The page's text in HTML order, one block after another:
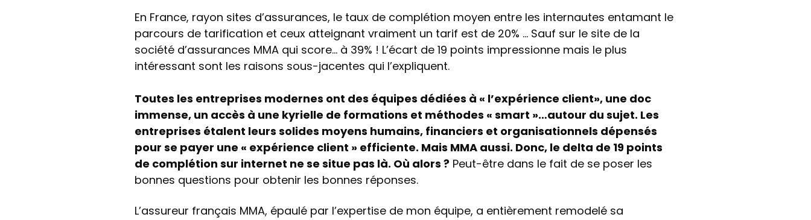
En France, rayon sites d’assurances, le taux de complétion moyen entre les internautes entamant le
parcours de tarification et ceux atteignant vraiment un tarif est de 20% … Sauf sur le site de la
société d’assurances MMA qui score… à 39% ! L’écart de 19 points impressionne mais le plus
intéressant sont les raisons sous-jacentes qui l’expliquent.
Toutes les entreprises modernes ont des équipes dédiées à « l’expérience client», une doc
immense, un accès à une kyrielle de formations et méthodes « smart »…autour du sujet. Les
entreprises étalent leurs solides moyens humains, financiers et organisationnels dépensés
pour se payer une « expérience client » efficiente. Mais MMA aussi. Donc, le delta de 19 points
de complétion sur internet ne se situe pas là. Où alors ? Peut-être dans le fait de se poser les
bonnes questions pour obtenir les bonnes réponses.
L’assureur français MMA, épaulé par l’expertise de mon équipe, a entièrement remodelé sa